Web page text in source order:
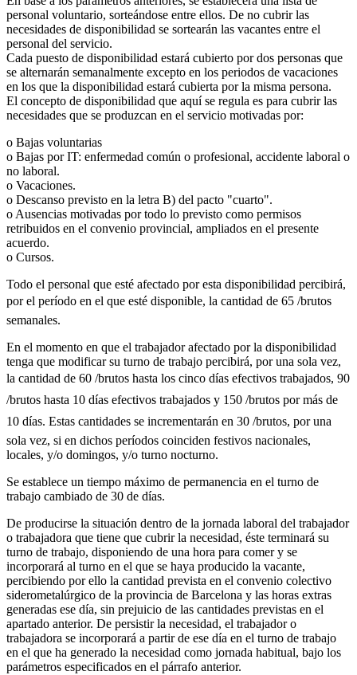
personal voluntario, sorteándose entre ellos. De no cubrir las
necesidades de disponibilidad se sortearán las vacantes entre el
personal del servicio.
Cada puesto de disponibilidad estará cubierto por dos personas que
se alternarán semanalmente excepto en los periodos de vacaciones
en los que la disponibilidad estará cubierta por la misma persona.
El concepto de disponibilidad que aquí se regula es para cubrir las
necesidades que se produzcan en el servicio motivadas por:
o Bajas voluntarias
o Bajas por IT: enfermedad común o profesional, accidente laboral o
no laboral.
o Vacaciones.
o Descanso previsto en la letra B) del pacto "cuarto".
o Ausencias motivadas por todo lo previsto como permisos
retribuidos en el convenio provincial, ampliados en el presente
acuerdo.
o Cursos.
Todo el personal que esté afectado por esta disponibilidad percibirá,
por el período en el que esté disponible, la cantidad de 65 /brutos
semanales.
En el momento en que el trabajador afectado por la disponibilidad
tenga que modificar su turno de trabajo percibirá, por una sola vez,
la cantidad de 60 /brutos hasta los cinco días efectivos trabajados, 90
/brutos hasta 10 días efectivos trabajados y 150 /brutos por más de
10 días. Estas cantidades se incrementarán en 30 /brutos, por una
sola vez, si en dichos períodos coinciden festivos nacionales,
locales, y/o domingos, y/o turno nocturno.
Se establece un tiempo máximo de permanencia en el turno de
trabajo cambiado de 30 de días.
De producirse la situación dentro de la jornada laboral del trabajador
o trabajadora que tiene que cubrir la necesidad, éste terminará su
turno de trabajo, disponiendo de una hora para comer y se
incorporará al turno en el que se haya producido la vacante,
percibiendo por ello la cantidad prevista en el convenio colectivo
siderometalúrgico de la provincia de Barcelona y las horas extras
generadas ese día, sin prejuicio de las cantidades previstas en el
apartado anterior. De persistir la necesidad, el trabajador o
trabajadora se incorporará a partir de ese día en el turno de trabajo
en el que ha generado la necesidad como jornada habitual, bajo los
parámetros especificados en el párrafo anterior.